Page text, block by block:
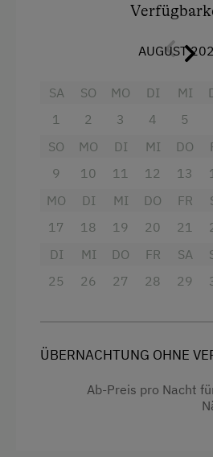
hohen Wohnkomfort. Der
ausgestatteten, modernen
Entspannen, Kochen und
Ein Sichtdachstuhl aus
Wohnung zusätzlich Wärme
Aussicht auf eine
Balkon/Terrasse
Dusche
Safe
AUGUST
SA
1
SO
2
MO
3
DI
4
MI
5
SO
9
MO
10
DI
11
MI
12
DO
13
MO
17
DI
18
MI
19
DO
20
FR
21
DI
25
MI
26
DO
27
FR
28
SA
29
ÜBERNACHTUNG OHNE
Ab-Preis pro Nacht